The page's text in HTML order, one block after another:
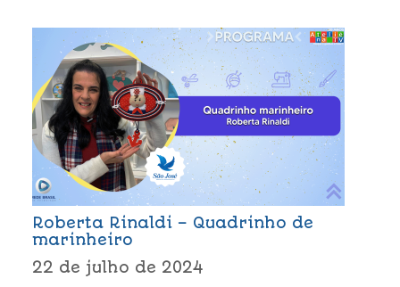
Roberta Rinaldi – Quadrinho de
marinheiro
22 de julho de 2024